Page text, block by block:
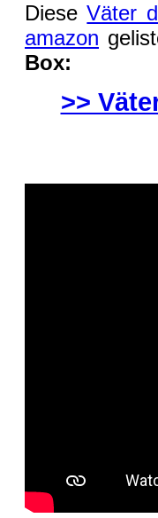
DieseVäter
amazon
Box:
>>